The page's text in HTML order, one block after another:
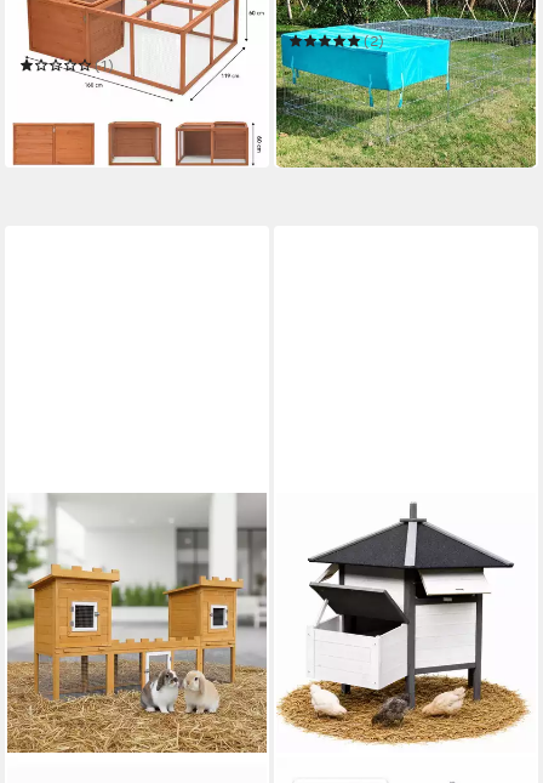
Kleintierkäfig Freigehege
faltbar für Kaninchen
Freilauf Kleintierstall
(1)
129,80 € UVP240,90 €
-46%
in 4-5 Werktagen bei dir
Kleintierkäfig
(2)
74,99 € 107,99 €
-31%
in 4-5 Werktagen bei dir